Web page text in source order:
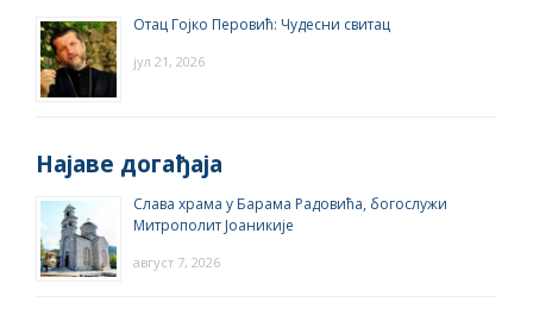
Отац Гојко Перовић: Чудесни свитац
јул 21, 2026
Најаве догађаја
Слава храма у Барама Радовића, богослужи
Митрополит Јоаникије
август 7, 2026